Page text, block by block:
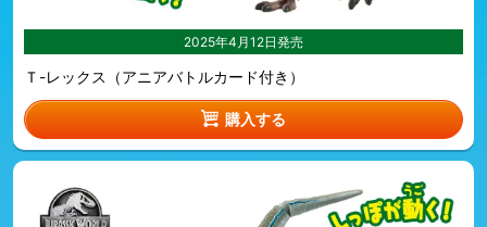
2025年4月12日発売
Ｔ-レックス（アニアバトルカード付き）
購入する